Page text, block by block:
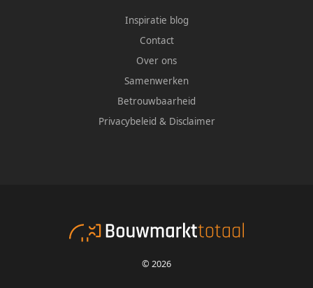
Inspiratie blog
Contact
Over ons
Samenwerken
Betrouwbaarheid
Privacybeleid & Disclaimer
© 2026